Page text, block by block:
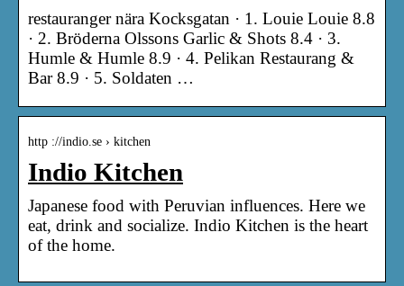
restauranger nära Kocksgatan · 1. Louie Louie 8.8
· 2. Bröderna Olssons Garlic & Shots 8.4 · 3.
Humle & Humle 8.9 · 4. Pelikan Restaurang &
Bar 8.9 · 5. Soldaten …
http ://indio.se › kitchen
Indio Kitchen
Japanese food with Peruvian influences. Here we
eat, drink and socialize. Indio Kitchen is the heart
of the home.